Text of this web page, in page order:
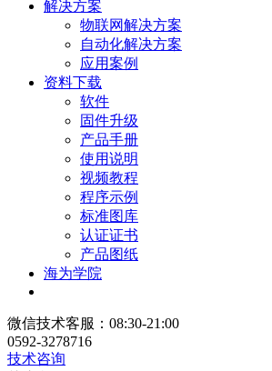
解决方案
物联网解决方案
自动化解决方案
应用案例
资料下载
软件
固件升级
产品手册
使用说明
视频教程
程序示例
标准图库
认证证书
产品图纸
海为学院
微信技术客服：08:30-21:00
0592-3278716
技术咨询